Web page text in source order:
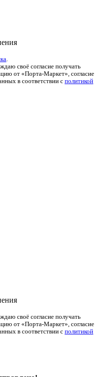
.
своё согласие получать
от «Порта-Маркет», согласие
в соответствии с политикой
своё согласие получать
от «Порта-Маркет», согласие
в соответствии с политикой